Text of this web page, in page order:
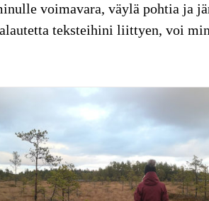
voimavara, väylä pohtia ja
teksteihini liittyen, voi